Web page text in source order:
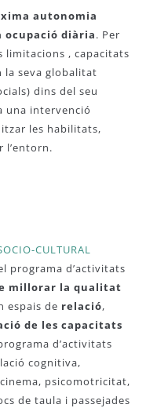
autonomia
ocupació diària. Per
limitacions , capacitats
la seva globalitat
dins del seu
una intervenció
les habilitats,
l’entorn.
CULTURAL
programa d’activitats
millorar la qualitat
espais de relació,
de les capacitats
d’activitats
cognitiva,
psicomotricitat,
de taula i passejades